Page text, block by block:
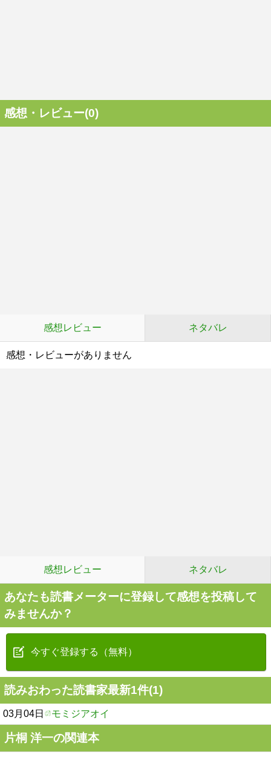
感想・レビュー(0)
感想レビュー ネタバレ
感想・レビューがありません
感想レビュー ネタバレ
あなたも読書メーターに登録して感想を投稿して
みませんか？
今すぐ登録する（無料）
読みおわった読書家最新1件(1)
03月04日 モミジアオイ
片桐 洋一の関連本